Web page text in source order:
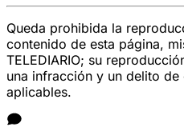
Queda prohibida la
contenido de esta página,
TELEDIARIO; su
una infracción y un delito
aplicables.